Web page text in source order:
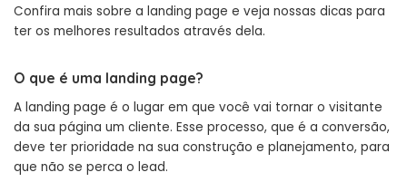
Confira mais sobre a landing page e veja nossas dicas para
ter os melhores resultados através dela.
O que é uma landing page?
A landing page é o lugar em que você vai tornar o visitante
da sua página um cliente. Esse processo, que é a conversão,
deve ter prioridade na sua construção e planejamento, para
que não se perca o lead.